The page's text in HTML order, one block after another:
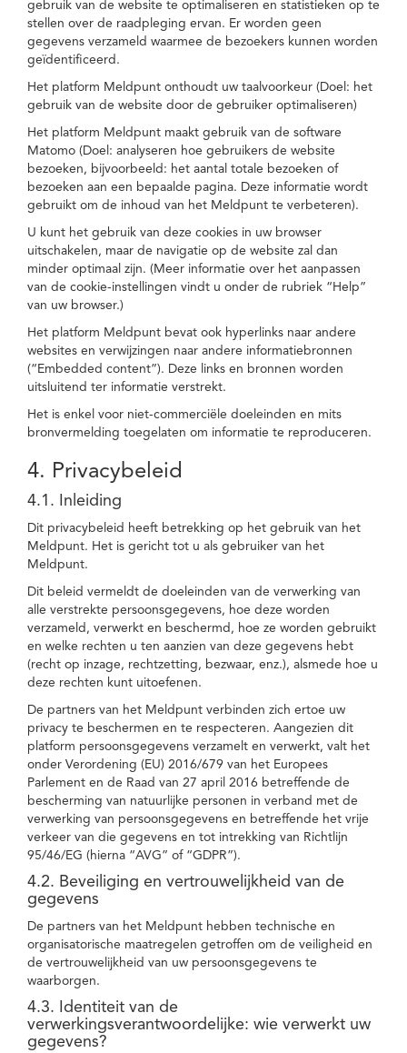
gebruik van de website te optimaliseren en statistieken op te
stellen over de raadpleging ervan. Er worden geen
gegevens verzameld waarmee de bezoekers kunnen worden
geïdentificeerd.
Het platform Meldpunt onthoudt uw taalvoorkeur (Doel: het
gebruik van de website door de gebruiker optimaliseren)
Het platform Meldpunt maakt gebruik van de software
Matomo (Doel: analyseren hoe gebruikers de website
bezoeken, bijvoorbeeld: het aantal totale bezoeken of
bezoeken aan een bepaalde pagina. Deze informatie wordt
gebruikt om de inhoud van het Meldpunt te verbeteren).
U kunt het gebruik van deze cookies in uw browser
uitschakelen, maar de navigatie op de website zal dan
minder optimaal zijn. (Meer informatie over het aanpassen
van de cookie-instellingen vindt u onder de rubriek “Help”
van uw browser.)
Het platform Meldpunt bevat ook hyperlinks naar andere
websites en verwijzingen naar andere informatiebronnen
(“Embedded content”). Deze links en bronnen worden
uitsluitend ter informatie verstrekt.
Het is enkel voor niet-commerciële doeleinden en mits
bronvermelding toegelaten om informatie te reproduceren.
4. Privacybeleid
4.1. Inleiding
Dit privacybeleid heeft betrekking op het gebruik van het
Meldpunt. Het is gericht tot u als gebruiker van het
Meldpunt.
Dit beleid vermeldt de doeleinden van de verwerking van
alle verstrekte persoonsgegevens, hoe deze worden
verzameld, verwerkt en beschermd, hoe ze worden gebruikt
en welke rechten u ten aanzien van deze gegevens hebt
(recht op inzage, rechtzetting, bezwaar, enz.), alsmede hoe u
deze rechten kunt uitoefenen.
De partners van het Meldpunt verbinden zich ertoe uw
privacy te beschermen en te respecteren. Aangezien dit
platform persoonsgegevens verzamelt en verwerkt, valt het
onder Verordening (EU) 2016/679 van het Europees
Parlement en de Raad van 27 april 2016 betreffende de
bescherming van natuurlijke personen in verband met de
verwerking van persoonsgegevens en betreffende het vrije
verkeer van die gegevens en tot intrekking van Richtlijn
95/46/EG (hierna “AVG” of “GDPR”).
4.2. Beveiliging en vertrouwelijkheid van de
gegevens
De partners van het Meldpunt hebben technische en
organisatorische maatregelen getroffen om de veiligheid en
de vertrouwelijkheid van uw persoonsgegevens te
waarborgen.
4.3. Identiteit van de
verwerkingsverantwoordelijke: wie verwerkt uw
gegevens?